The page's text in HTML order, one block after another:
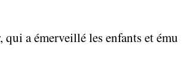
a émerveillé les enfants et ému